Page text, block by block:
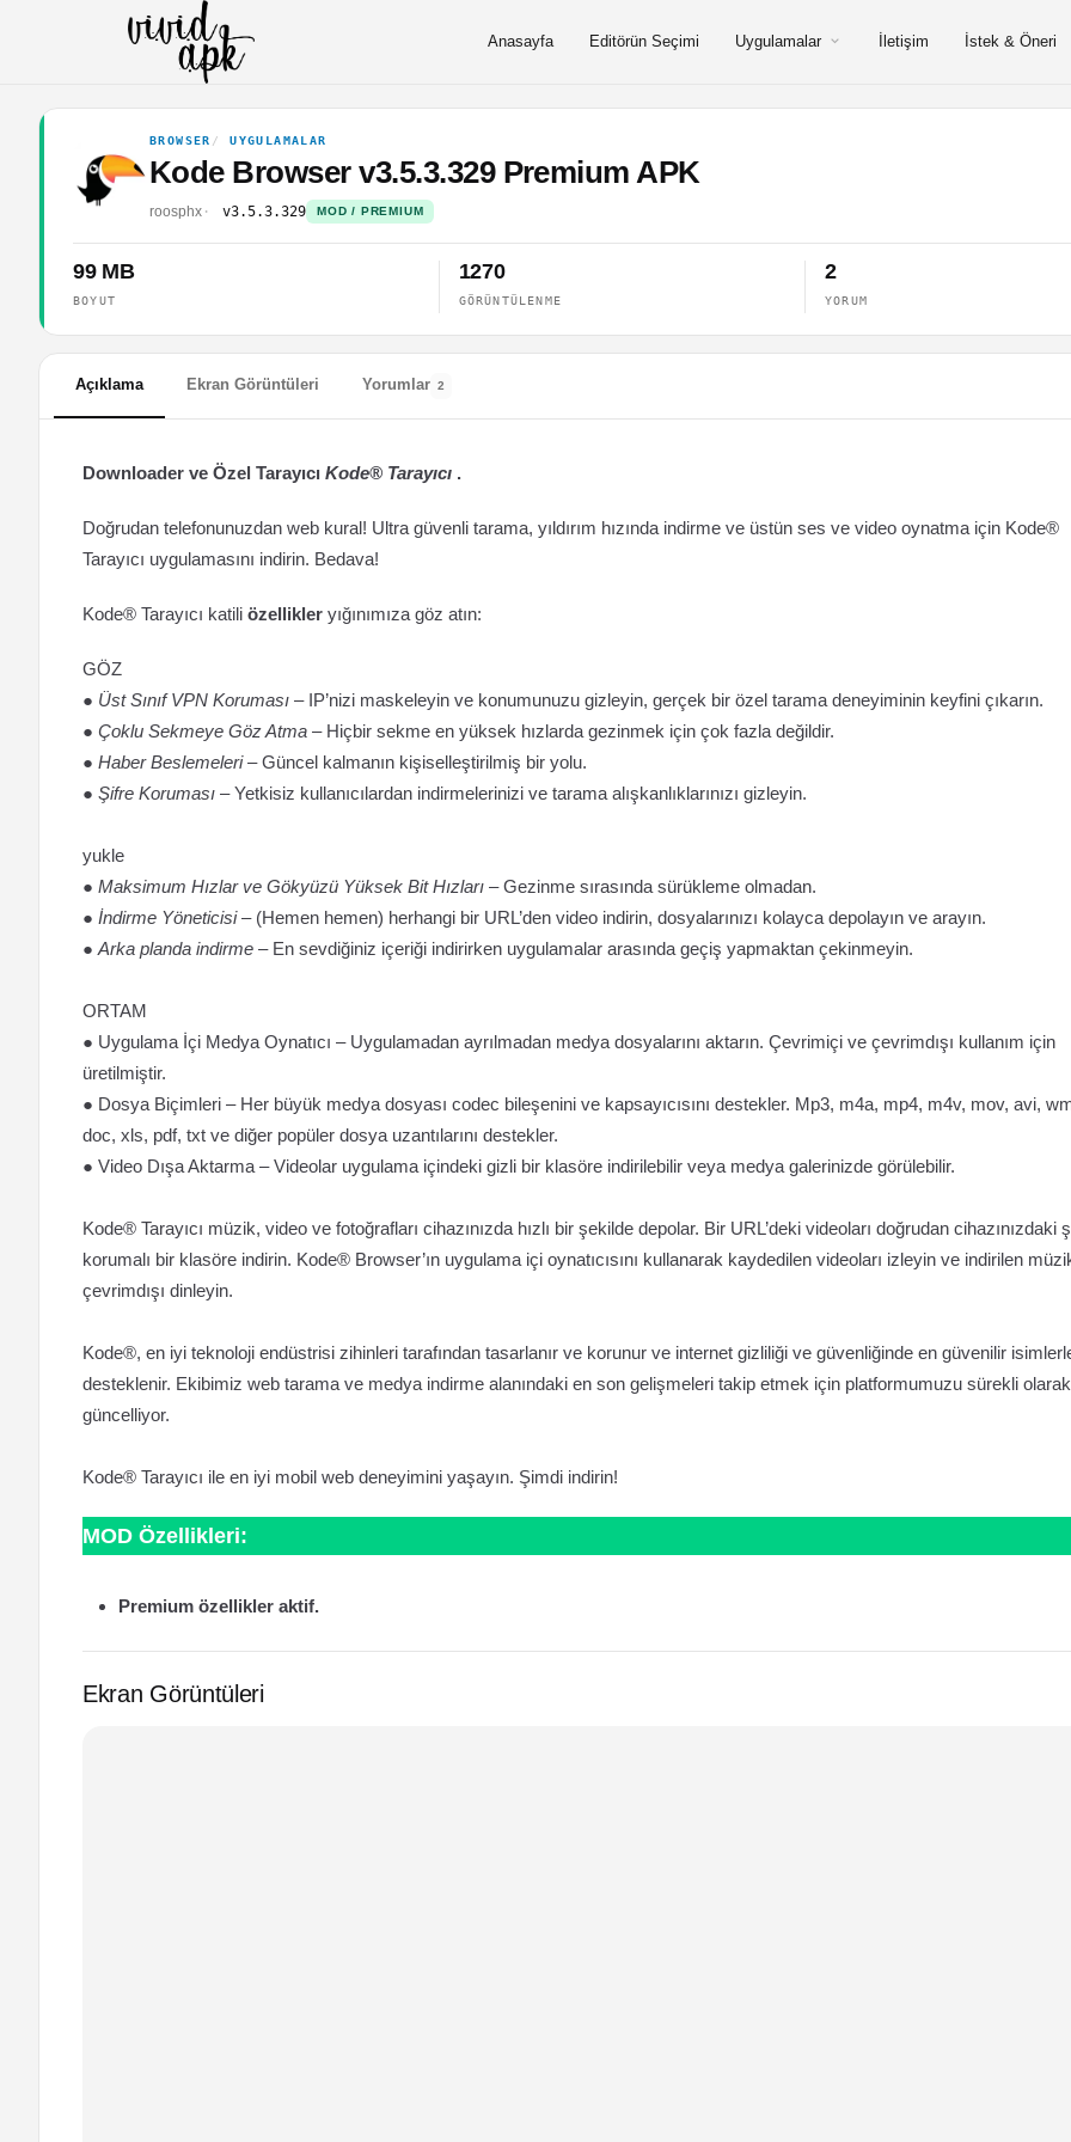
Anasayfa Editörün Seçimi Uygulamalar İletişim İstek & Öneri
BROWSER UYGULAMALAR
Kode Browser v3.5.3.329 Premium APK
roosphx v3.5.3.329 MOD / PREMIUM
99 MB
BOYUT
1270
GÖRÜNTÜLENME
2
YORUM
Açıklama Ekran Görüntüleri Yorumlar 2
Downloader ve Özel Tarayıcı Kode® Tarayıcı .
Doğrudan telefonunuzdan web kural! Ultra güvenli tarama, yıldırım hızında indirme ve üstün ses ve video oynatma için Kode®
Tarayıcı uygulamasını indirin. Bedava!
Kode® Tarayıcı katili özellikler yığınımıza göz atın:
GÖZ
● Üst Sınıf VPN Koruması – IP’nizi maskeleyin ve konumunuzu gizleyin, gerçek bir özel tarama deneyiminin keyfini çıkarın.
● Çoklu Sekmeye Göz Atma – Hiçbir sekme en yüksek hızlarda gezinmek için çok fazla değildir.
● Haber Beslemeleri– Güncel kalmanın kişiselleştirilmiş bir yolu.
● Şifre Koruması – Yetkisiz kullanıcılardan indirmelerinizi ve tarama alışkanlıklarınızı gizleyin.
yukle
● Maksimum Hızlar ve Gökyüzü Yüksek Bit Hızları – Gezinme sırasında sürükleme olmadan.
● İndirme Yöneticisi– (Hemen hemen) herhangi bir URL’den video indirin, dosyalarınızı kolayca depolayın ve arayın.
● Arka planda indirme – En sevdiğiniz içeriği indirirken uygulamalar arasında geçiş yapmaktan çekinmeyin.
ORTAM
● Uygulama İçi Medya Oynatıcı – Uygulamadan ayrılmadan medya dosyalarını aktarın. Çevrimiçi ve çevrimdışı kullanım için
üretilmiştir.
● Dosya Biçimleri – Her büyük medya dosyası codec bileşenini ve kapsayıcısını destekler. Mp3, m4a, mp4, m4v, mov, avi,
doc, xls, pdf, txt ve diğer popüler dosya uzantılarını destekler.
● Video Dışa Aktarma – Videolar uygulama içindeki gizli bir klasöre indirilebilir veya medya galerinizde görülebilir.
Kode® Tarayıcı müzik, video ve fotoğrafları cihazınızda hızlı bir şekilde depolar. Bir URL’deki videoları doğrudan cihazınızdaki
korumalı bir klasöre indirin. Kode® Browser’ın uygulama içi oynatıcısını kullanarak kaydedilen videoları izleyin ve indirilen
çevrimdışı dinleyin.
Kode®, en iyi teknoloji endüstrisi zihinleri tarafından tasarlanır ve korunur ve internet gizliliği ve güvenliğinde en güvenilir
desteklenir. Ekibimiz web tarama ve medya indirme alanındaki en son gelişmeleri takip etmek için platformumuzu sürekli olarak
güncelliyor.
Kode® Tarayıcı ile en iyi mobil web deneyimini yaşayın. Şimdi indirin!
MOD Özellikleri:
Premium özellikler aktif.
Ekran Görüntüleri